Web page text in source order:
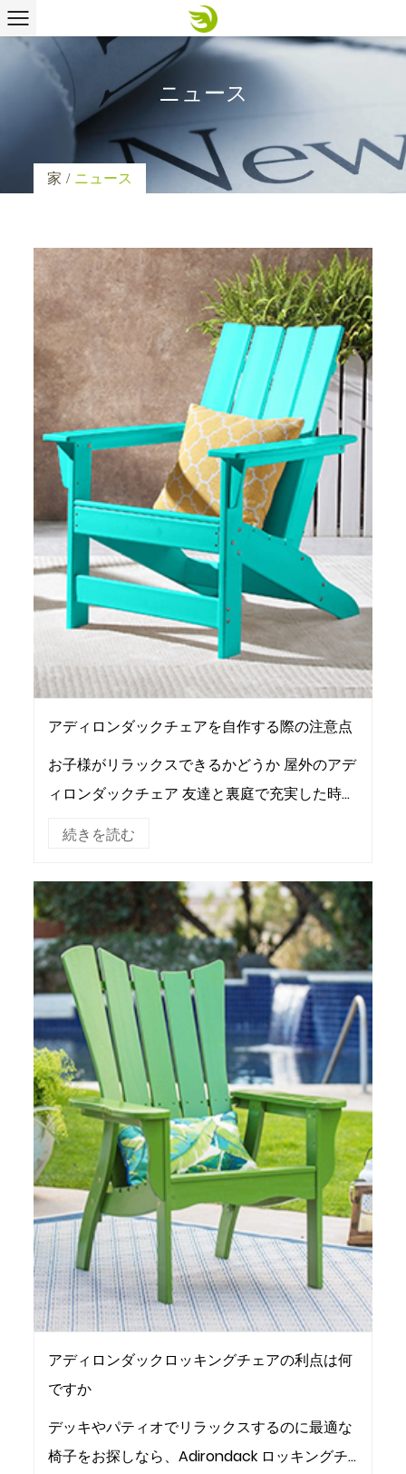
ニュース
家 / ニュース
アディロンダックチェアを自作する際の注意点
お子様がリラックスできるかどうか 屋外のアデ
ィロンダックチェア 友達と裏庭で充実した時間
を過ごしたり、古い椅子を改装したりすること
です。独...
続きを読む
アディロンダックロッキングチェアの利点は何
ですか
デッキやパティオでリラックスするのに最適な
椅子をお探しなら、Adirondack ロッキングチ